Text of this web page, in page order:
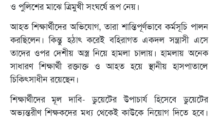
ও পুলিশের মাঝে ত্রিমুখী সংঘর্ষে রূপ নেয়।
আহত শিক্ষার্থীদের অভিযোগ, তারা শান্তিপূর্ণভাবে কর্মসূচি পালন
করছিলেন। কিন্তু হঠাৎ করেই বহিরাগত একদল সন্ত্রাসী এসে
তাদের ওপর দেশীয় অস্ত্র নিয়ে হামলা চালায়। হামলায় অনেক
সাধারণ শিক্ষার্থী রক্তাক্ত ও আহত হয়ে স্থানীয় হাসপাতালে
চিকিৎসাধীন রয়েছেন।
শিক্ষার্থীদের মূল দাবি- ডুয়েটের উপাচার্য হিসেবে ডুয়েটের
অভ্যন্তরীণ শিক্ষকদের মধ্য থেকেই কাউকে নিয়োগ দিতে হবে।